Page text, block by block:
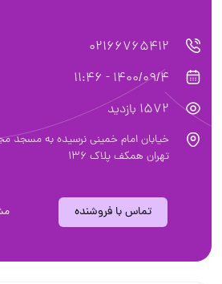
02166765412
1400/09/4 - 11:46
1572 بازدید
خیابان امام خمینی نرسیده به مسجد مجد
تهران همکف پلاک ۱۳۶
تماس با فروشنده